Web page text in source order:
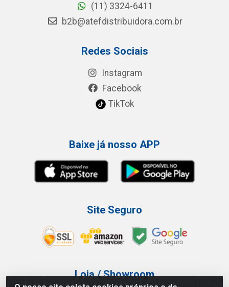
(11) 3324-6411
b2b@atefdistribuidora.com.br
Redes Sociais
Instagram
Facebook
TikTok
Baixe já nosso APP
Site Seguro
Loja / Showroom